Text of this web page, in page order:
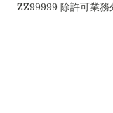
ZZ99999 除許可業務